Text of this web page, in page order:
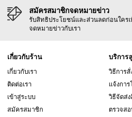
สมัครสมาชิกจดหมายข่าว
รับสิทธิประโยชน์และส่วนลดก่อนใคร
จดหมายข่าวกับเรา
เกี่ยวกับร้าน
เกี่ยวกับเรา
ติดต่อเรา
เข้าสู่ระบบ
สมัครสมาชิก
บริการ
วิธีการสั่
แจ้งการ
วิธีจัดส่
ตรวจส